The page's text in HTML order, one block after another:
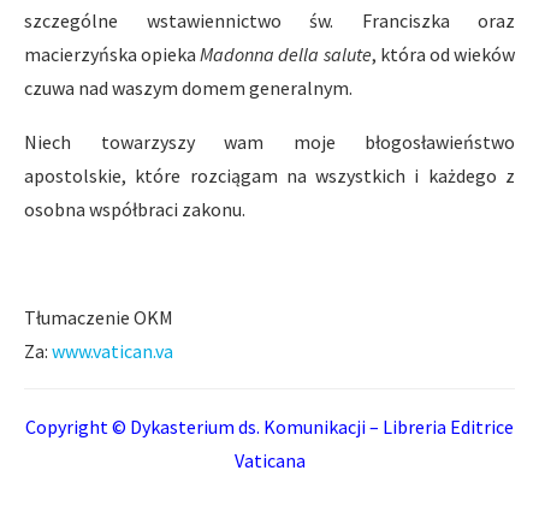
szczególne wstawiennictwo św. Franciszka oraz
macierzyńska opiekaMadonna della salute, która od wieków
czuwa nad waszym domem generalnym.
Niech towarzyszy wam moje błogosławieństwo
apostolskie, które rozciągam na wszystkich i każdego z
osobna współbraci zakonu.
Tłumaczenie OKM
Za: www.vatican.va
Copyright © Dykasterium ds. Komunikacji – Libreria Editrice
Vaticana